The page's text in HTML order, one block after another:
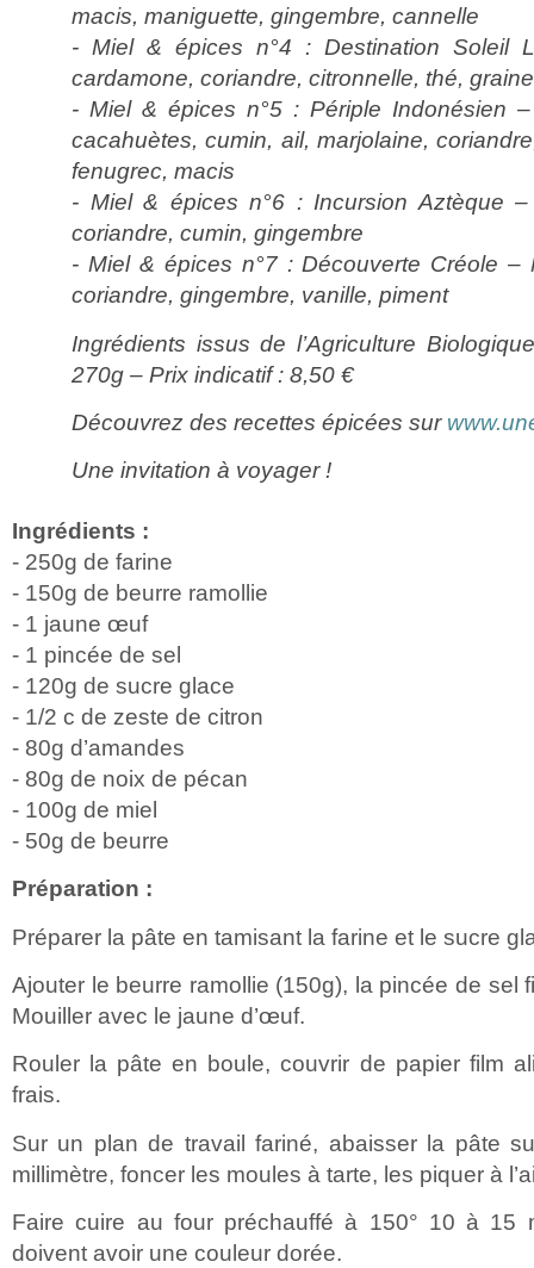
macis, maniguette, gingembre, cannelle
- Miel & épices n°4 : Destination Soleil
cardamone, coriandre, citronnelle, thé,
- Miel & épices n°5 : Périple Indonésien
cacahuètes, cumin, ail, marjolaine,
fenugrec, macis
- Miel & épices n°6 : Incursion Aztèque
coriandre, cumin, gingembre
- Miel & épices n°7 : Découverte Créole –
coriandre, gingembre, vanille, piment
Ingrédients issus de l’Agriculture
270g – Prix indicatif : 8,50 €
Découvrez des recettes épicées sur
Une invitation à voyager !
Ingrédients :
- 250g de farine
- 150g de beurre ramollie
- 1 jaune œuf
- 1 pincée de sel
- 120g de sucre glace
- 1/2 c de zeste de citron
- 80g d’amandes
- 80g de noix de pécan
- 100g de miel
- 50g de beurre
Préparation :
Préparer la pâte en tamisant la farine et le sucre
Ajouter le beurre ramollie (150g), la pincée de sel
Mouiller avec le jaune d’œuf.
Rouler la pâte en boule, couvrir de papier film
frais.
Sur un plan de travail fariné, abaisser la pâte
millimètre, foncer les moules à tarte, les piquer à
Faire cuire au four préchauffé à 150° 10 à 15
doivent avoir une couleur dorée.